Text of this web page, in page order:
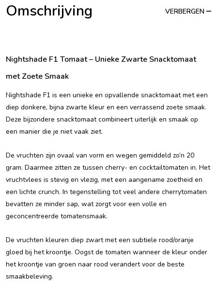
Omschrijving VERBERGEN
Nightshade F1 Tomaat – Unieke Zwarte Snacktomaat
met Zoete Smaak
Nightshade F1 is een unieke en opvallende snacktomaat met een
diep donkere, bijna zwarte kleur en een verrassend zoete smaak.
Deze bijzondere snacktomaat combineert uiterlijk en smaak op
een manier die je niet vaak ziet.
De vruchten zijn ovaal van vorm en wegen gemiddeld zo’n 20
gram. Daarmee zitten ze tussen cherry- en cocktailtomaten in. Het
vruchtvlees is stevig en vlezig, met een aangename zoetheid en
een lichte crunch. In tegenstelling tot veel andere cherrytomaten
bevatten ze minder sap, wat zorgt voor een volle en
geconcentreerde tomatensmaak.
De vruchten kleuren diep zwart met een subtiele rood/oranje
gloed bij het kroontje. Oogst de tomaten wanneer de kleur onder
het kroontje van groen naar rood verandert voor de beste
smaakbeleving.